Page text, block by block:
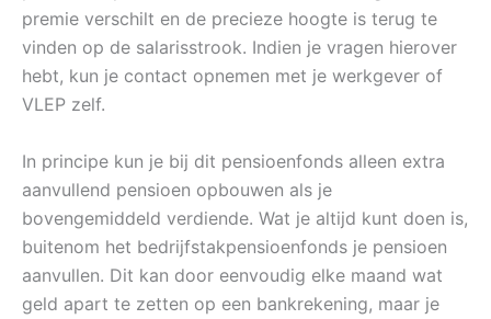
premie verschilt en de precieze hoogte is terug te
vinden op de salarisstrook. Indien je vragen hierover
hebt, kun je contact opnemen met je werkgever of
VLEP zelf.
In principe kun je bij dit pensioenfonds alleen extra
aanvullend pensioen opbouwen als je
bovengemiddeld verdiende. Wat je altijd kunt doen is,
buitenom het bedrijfstakpensioenfonds je pensioen
aanvullen. Dit kan door eenvoudig elke maand wat
geld apart te zetten op een bankrekening, maar je